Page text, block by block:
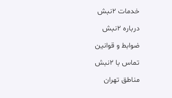
خدمات ۲نبش
درباره ۲نبش
ضوابط و قوانین
تماس با ۲نبش
مناطق تهران